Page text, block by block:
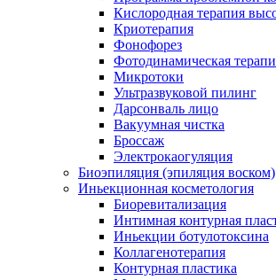
Кислородная терапия
Криотерапия
Фонофорез
Фотодинамическая
Микротоки
Ультразвуковой пилинг
Дарсонваль лицо
Вакуумная чистка
Броссаж
Электрокаогуляция
Биоэпиляция (эпиляция воском)
Иньекционная косметология
Биоревитализация
Интимная контурная
Иньекции ботулотоксина
Коллагенотерапия
Контурная пластика